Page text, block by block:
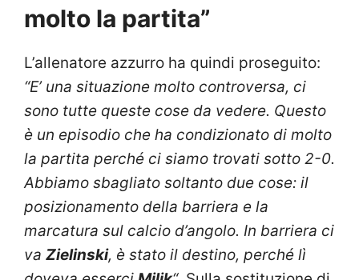
molto la partita”
L’allenatore azzurro ha quindi proseguito:
“E’ una situazione molto controversa, ci
sono tutte queste cose da vedere. Questo
è un episodio che ha condizionato di molto
la partita perché ci siamo trovati sotto 2-0.
Abbiamo sbagliato soltanto due cose: il
posizionamento della barriera e la
marcatura sul calcio d’angolo. In barriera ci
va Zielinski, è stato il destino, perché lì